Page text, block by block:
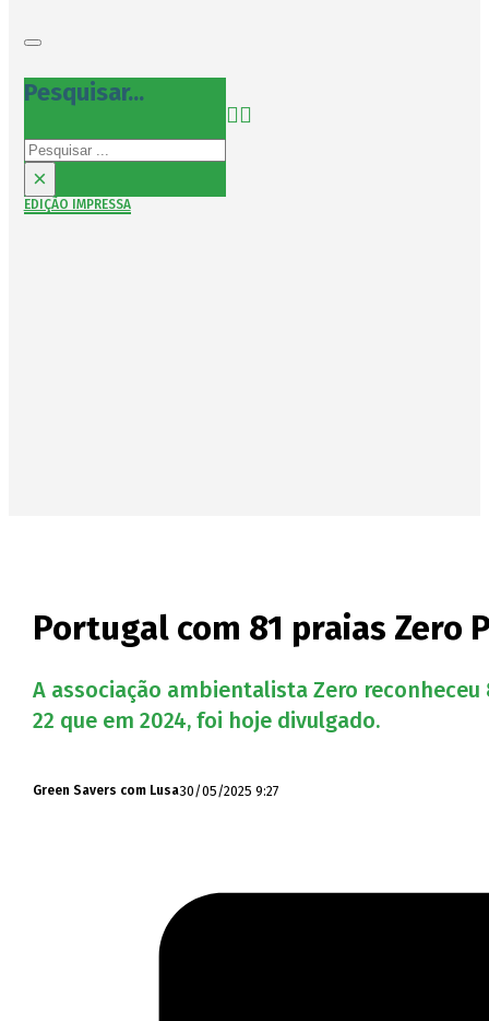
Pesquisar...
Pesquisar
×
EDIÇÃO IMPRESSA
Portugal com 81 praias Zero
A associação ambientalista Zero
22 que em 2024, foi hoje divulgado.
Green Savers com Lusa30/05/2025 9:27